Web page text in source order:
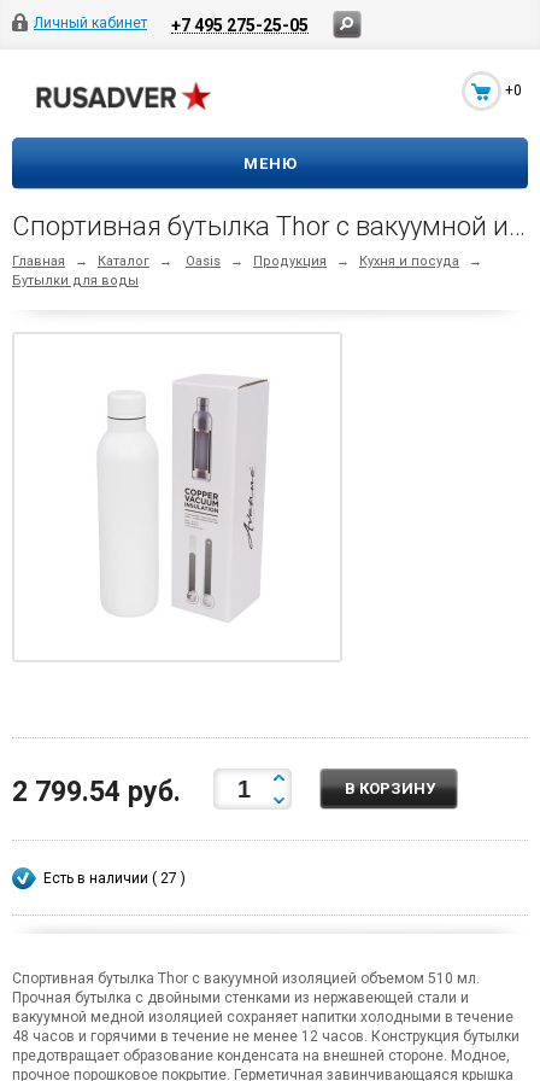
Личный кабинет +7 495 275-25-05
+0
МЕНЮ
Спортивная бутылка Thor с вакуумной изоляцией объемом 510 мл, белый
Главная → Каталог → Oasis → Продукция → Кухня и посуда
→
Бутылки для воды
2 799.54 руб. В КОРЗИНУ
Есть в наличии ( 27 )
Спортивная бутылка Thor с вакуумной изоляцией объемом 510 мл.
Прочная бутылка с двойными стенками из нержавеющей стали и
вакуумной медной изоляцией сохраняет напитки холодными в течение
48 часов и горячими в течение не менее 12 часов. Конструкция бутылки
предотвращает образование конденсата на внешней стороне. Модное,
прочное порошковое покрытие. Герметичная завинчивающаяся крышка